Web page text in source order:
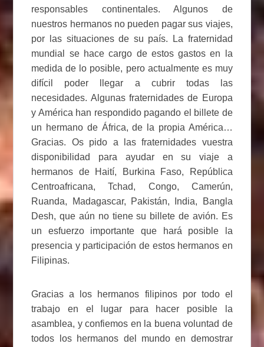
responsables continentales. Algunos de
nuestros hermanos no pueden pagar sus viajes,
por las situaciones de su país. La fraternidad
mundial se hace cargo de estos gastos en la
medida de lo posible, pero actualmente es muy
difícil poder llegar a cubrir todas las
necesidades. Algunas fraternidades de Europa
y América han respondido pagando el billete de
un hermano de África, de la propia América…
Gracias. Os pido a las fraternidades vuestra
disponibilidad para ayudar en su viaje a
hermanos de Haití, Burkina Faso, República
Centroafricana, Tchad, Congo, Camerún,
Ruanda, Madagascar, Pakistán, India, Bangla
Desh, que aún no tiene su billete de avión. Es
un esfuerzo importante que hará posible la
presencia y participación de estos hermanos en
Filipinas.
Gracias a los hermanos filipinos por todo el
trabajo en el lugar para hacer posible la
asamblea, y confiemos en la buena voluntad de
todos los hermanos del mundo en demostrar